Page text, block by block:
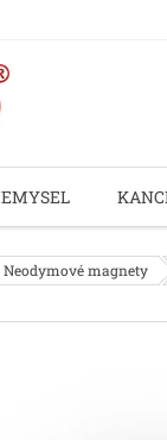
Neodymové magnety